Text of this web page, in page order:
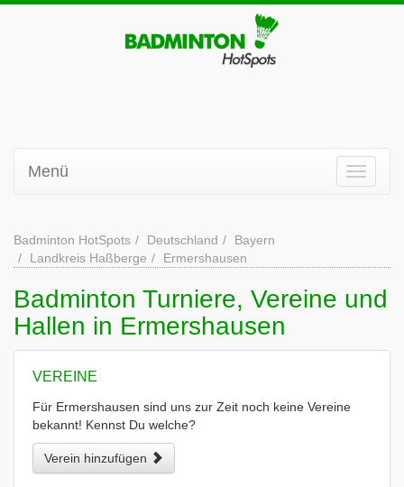
Menü
Badminton HotSpots Deutschland
Bayern
Landkreis Haßberge
Ermershausen
Badminton Turniere, Vereine und
Hallen in Ermershausen
VEREINE
Für Ermershausen sind uns zur Zeit noch keine Vereine
bekannt! Kennst Du welche?
Verein hinzufügen